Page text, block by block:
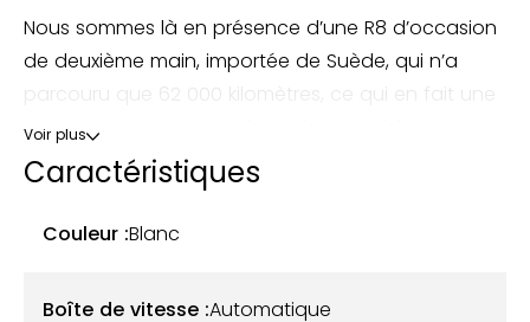
Nous sommes là en présence d’une R8 d’occasion
de deuxième main, importée de Suède, qui n’a
parcouru que 62 000 kilomètres, ce qui en fait une
option attrayante pour les acheteurs à la
recherche d’un véhicule puissant et bien entretenu.
L’entretien régulier de la voiture chez Audi garantit
son état de fonctionnement exceptionnel. La
Voir plus
Caractéristiques
Couleur :Blanc
Boîte de vitesse :Automatique